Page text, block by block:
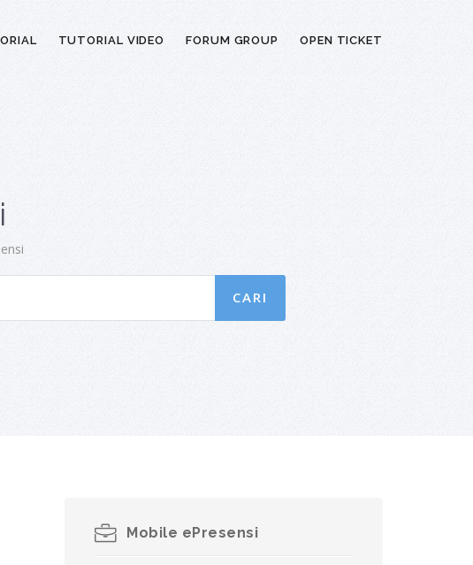
TUTORIAL VIDEO FORUM GROUP OPEN TICKET
Mobile ePresensi